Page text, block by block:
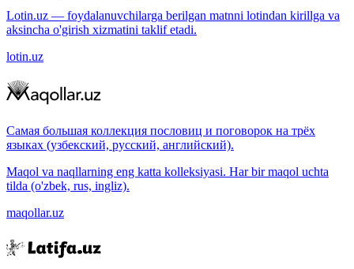
Lotin.uz — foydalanuvchilarga berilgan matnni lotindan kirillga va
aksincha o'girish xizmatini taklif etadi.
lotin.uz
Самая большая коллекция пословиц и поговорок на трёх
языках (узбекский, русский, английский).
Maqol va naqllarning eng katta kolleksiyasi. Har bir maqol uchta
tilda (o'zbek, rus, ingliz).
maqollar.uz